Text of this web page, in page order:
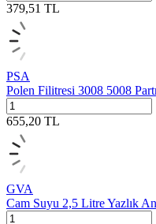
379,51 TL
PSA
Polen Filitresi 3008 5008
655,20 TL
GVA
Cam Suyu 2,5 Litre Yazlık